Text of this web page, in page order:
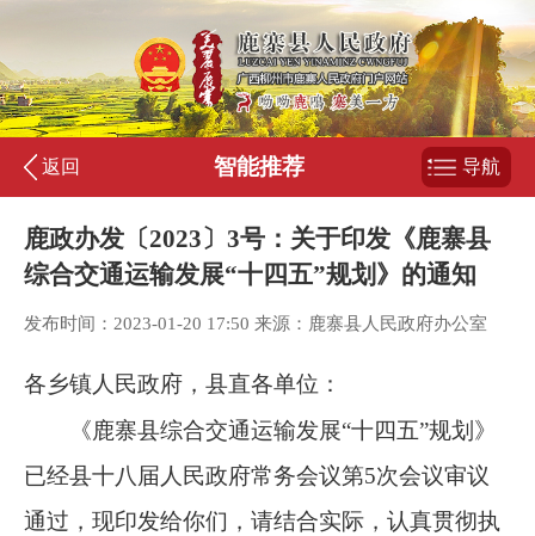
返回 智能推荐 导航
鹿政办发〔2023〕3号：关于印发《鹿寨县
综合交通运输发展“十四五”规划》的通知
发布时间：2023-01-20 17:50 来源：鹿寨县人民政府办公室
各乡镇人民政府，县直各单位：
《鹿寨县综合交通运输发展“十四五”规划》
已经县十八届人民政府常务会议第5次会议审议
通过，现印发给你们，请结合实际，认真贯彻执